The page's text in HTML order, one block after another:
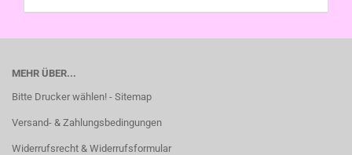
MEHR ÜBER...
Bitte Drucker wählen! - Sitemap
Versand- & Zahlungsbedingungen
Widerrufsrecht & Widerrufsformular